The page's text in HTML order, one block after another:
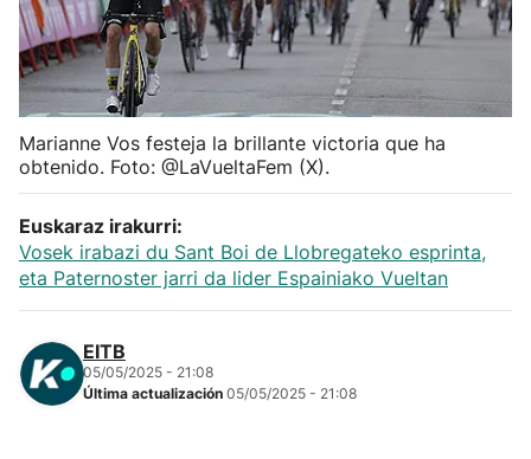
Carreras de montaña
Más deportes
"Helmuga"
Marianne Vos festeja la brillante victoria que ha
obtenido. Foto: @LaVueltaFem (X).
Euskaraz irakurri:
Vosek irabazi du Sant Boi de Llobregateko esprinta,
eta Paternoster jarri da lider Espainiako Vueltan
EITB
05/05/2025 - 21:08
Última actualización 05/05/2025 - 21:08